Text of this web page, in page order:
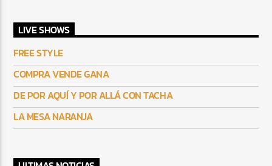
LIVE SHOWS
FREE STYLE
COMPRA VENDE GANA
DE POR AQUÍ Y POR ALLÁ CON TACHA
LA MESA NARANJA